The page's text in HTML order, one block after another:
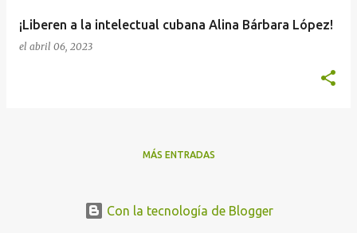
¡Liberen a la intelectual cubana Alina Bárbara López!
el abril 06, 2023
MÁS ENTRADAS
Con la tecnología de Blogger